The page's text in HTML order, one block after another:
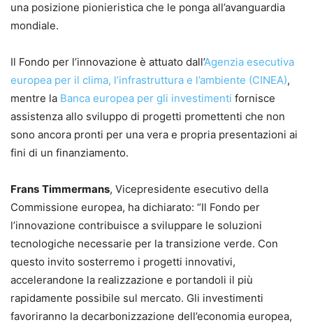
una posizione pionieristica che le ponga all’avanguardia
mondiale.
Il Fondo per l’innovazione è attuato dall’Agenzia esecutiva
europea per il clima, l’infrastruttura e l’ambiente (CINEA),
mentre la Banca europea per gli investimenti fornisce
assistenza allo sviluppo di progetti promettenti che non
sono ancora pronti per una vera e propria presentazioni ai
fini di un finanziamento.
Frans Timmermans, Vicepresidente esecutivo della
Commissione europea, ha dichiarato: “Il Fondo per
l’innovazione contribuisce a sviluppare le soluzioni
tecnologiche necessarie per la transizione verde. Con
questo invito sosterremo i progetti innovativi,
accelerandone la realizzazione e portandoli il più
rapidamente possibile sul mercato. Gli investimenti
favoriranno la decarbonizzazione dell’economia europea,